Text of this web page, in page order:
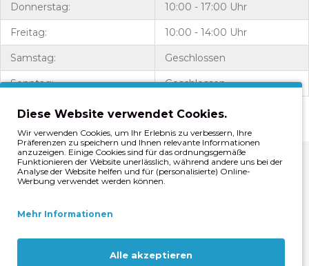
Donnerstag: 10:00 - 17:00 Uhr
Freitag: 10:00 - 14:00 Uhr
Samstag: Geschlossen
Sonntag: Geschlossen
Abweichende Öffnungszeiten
Brauchen Sie Hilfe oder Rat?
gerne.
Diese Website verwendet Cookies.
Wir verwenden Cookies, um Ihr Erlebnis zu verbessern, Ihre
Präferenzen zu speichern und Ihnen relevante Informationen
anzuzeigen. Einige Cookies sind für das ordnungsgemäße
Funktionieren der Website unerlässlich, während andere uns bei der
Analyse der Website helfen und für (personalisierte) Online-
Werbung verwendet werden können.
Mehr Informationen
Alle akzeptieren